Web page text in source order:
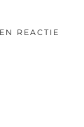
REACTIE